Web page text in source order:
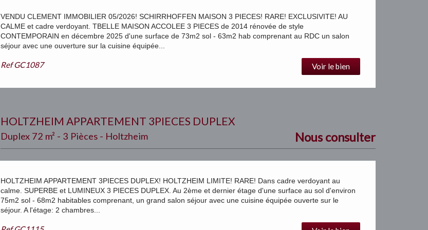
VENDU CLEMENT IMMOBILIER 05/2026! SCHIRRHOFFEN MAISON 3 PIECES! RARE! EXCLUSIVITE! AU
CALME et cadre verdoyant. TBELLE MAISON ACCOLEE 3 PIECES de 2014 rénovée de style
CONTEMPORAIN en décembre 2025 d'une surface de 73m2 sol - 63m2 hab comprenant au RDC un salon
séjour avec une ouverture sur la cuisine équipée...
RefGC1087 Voir le bien
HOLTZHEIM APPARTEMENT 3PIECES DUPLEX
Duplex 72 m² - 3 Pièces - Holtzheim Nous consulter
HOLTZHEIM APPARTEMENT 3PIECES DUPLEX! HOLTZHEIM LIMITE! RARE! Dans cadre verdoyant au
calme. SUPERBE et LUMINEUX 3 PIECES DUPLEX. Au 2ème et dernier étage d'une surface au sol d'environ
75m2 sol - 68m2 habitables comprenant, un grand salon séjour avec une cuisine équipée ouverte sur le
séjour. A l'étage: 2 chambres...